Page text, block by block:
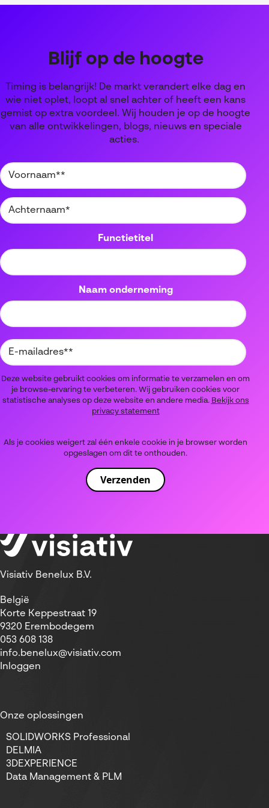
Blijf op de hoogte
Timing is belangrijk! De markt verandert elke dag en
wie niet oplet, loopt al snel achter of heeft een kans
gemist op extra voordeel. Wij houden je op de hoogte
van alle ontwikkelingen, blogs, nieuws en speciale
acties.
Functietitel
Naam onderneming
Deze website gebruikt cookies om informatie te verzamelen en om
je browse-ervaring te verbeteren. Wij gebruiken cookies voor
statistische analyses op deze website en andere media. Bekijk ons
privacy statement
Als je cookies weigert zal één enkele cookie in je browser worden
opgeslagen om dit te onthouden.
Visiativ Benelux B.V.
België
Korte Keppestraat 19
9320 Erembodegem
053 608 138
info.benelux@visiativ.com
Inloggen
Onze oplossingen
SOLIDWORKS Professional
DELMIA
3DEXPERIENCE
Data Management & PLM